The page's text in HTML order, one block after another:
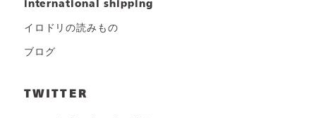
international shipping
イロドリの読みもの
ブログ
TWITTER